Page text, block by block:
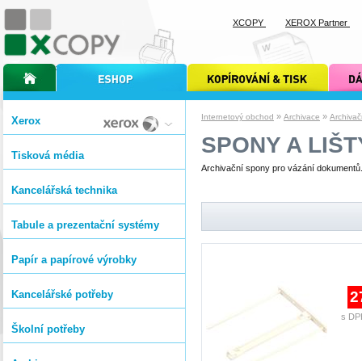
Internetový obchod » Archivace »
SPONY A
Archivační spony pro vázání dokumentů.
s
Xerox
Tisková média
Kancelářská technika
Tabule a prezentační systémy
Papír a papírové výrobky
Kancelářské potřeby
Školní potřeby
úvodní stránka xcopyinternetový obchod xcopy kopírování a tisk xcopy dárkové
XCOPY XEROX Partner